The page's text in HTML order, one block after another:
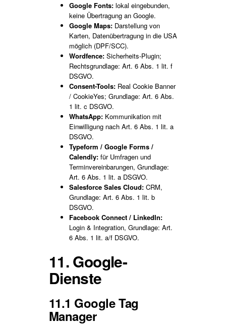
Google Fonts:lokal eingebunden,
keine Übertragung an Google.
Google Maps:Darstellung von
Karten, Datenübertragung in die USA
möglich (DPF/SCC).
Wordfence:Sicherheits-Plugin;
Rechtsgrundlage: Art. 6 Abs. 1 lit. f
DSGVO.
Consent-Tools:Real Cookie Banner
/ CookieYes; Grundlage: Art. 6 Abs.
1 lit. c DSGVO.
WhatsApp:Kommunikation mit
Einwilligung nach Art. 6 Abs. 1 lit. a
DSGVO.
Typeform / Google Forms /
Calendly:für Umfragen und
Terminvereinbarungen, Grundlage:
Art. 6 Abs. 1 lit. a DSGVO.
Salesforce Sales Cloud:CRM,
Grundlage: Art. 6 Abs. 1 lit. b
DSGVO.
Facebook Connect / LinkedIn:
Login & Integration, Grundlage: Art.
6 Abs. 1 lit. a/f DSGVO.
11. Google-
Dienste
11.1 Google Tag
Manager